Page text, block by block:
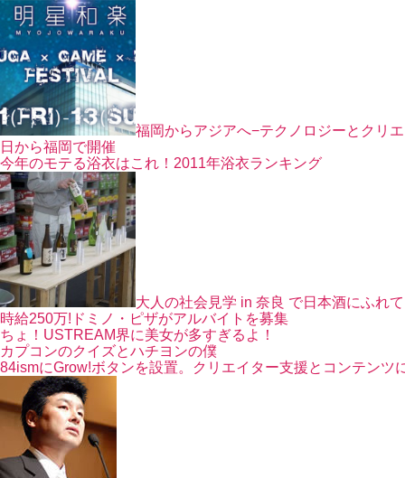
福岡からアジアへ−テクノロジーとクリ
日から福岡で開催
今年のモテる浴衣はこれ！2011年浴衣ランキング
大人の社会見学 in 奈良 で日本酒にふれ
時給250万!ドミノ・ピザがアルバイトを募集
ちょ！USTREAM界に美女が多すぎるよ！
カプコンのクイズとハチヨンの僕
84ismにGrow!ボタンを設置。クリエイター支援とコンテンツ